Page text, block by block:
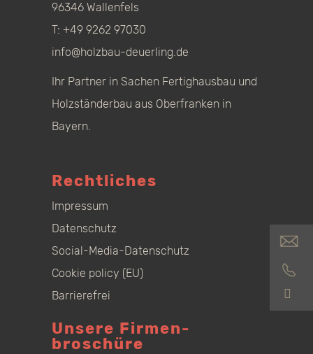
96346 Wallenfels
T: +49 9262 97030
info@holzbau-deuerling.de
Ihr Partner in Sachen Fertighausbau und
Holzständerbau aus Oberfranken in
Bayern.
Rechtliches
Impressum
Datenschutz
Social-Media-Datenschutz
Cookie policy (EU)
Barrierefrei
Unsere Firmen­
broschüre